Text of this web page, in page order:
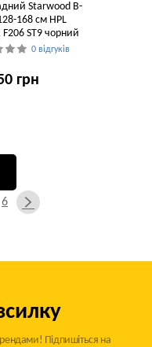
Starwood B-
168 см HPL
F206 ST9 чорний
0 відгуків
грн
6
Підпишіться на